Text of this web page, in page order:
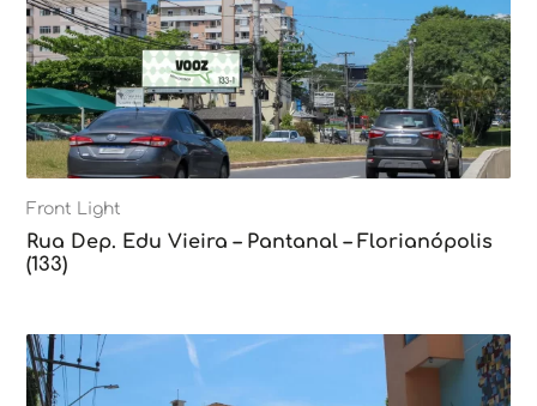
Front Light
Rua Dep. Edu Vieira – Pantanal – Florianópolis
(133)